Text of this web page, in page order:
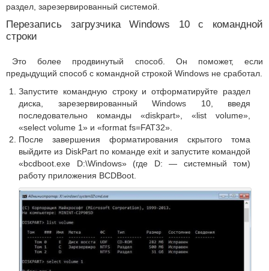
раздел, зарезервированный системой.
Перезапись загрузчика Windows 10 с командной
строки
Это более продвинутый способ. Он поможет, если
предыдущий способ с командной строкой Windows не сработал.
Запустите командную строку и отформатируйте раздел
диска, зарезервированный Windows 10, введя
последовательно команды «diskpart», «list volume»,
«select volume 1» и «format fs=FAT32».
После завершения форматирования скрытого тома
выйдите из DiskPart по команде exit и запустите командой
«bcdboot.exe D:\Windows» (где D: — системный том)
работу приложения BCDBoot.